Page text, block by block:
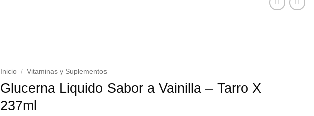
Inicio / Vitaminas y Suplementos
Glucerna Liquido Sabor a Vainilla – Tarro X
237ml